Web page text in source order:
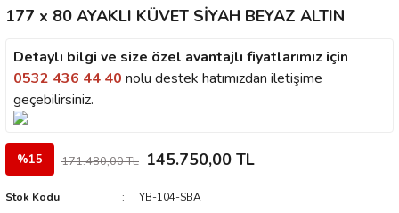
177 x 80 AYAKLI KÜVET SİYAH BEYAZ ALTIN
Detaylı bilgi ve size özel avantajlı fiyatlarımız için
0532 436 44 40 nolu destek hatımızdan iletişime
geçebilirsiniz.
%15 171.480,00 TL 145.750,00 TL
Stok Kodu
YB-104-SBA